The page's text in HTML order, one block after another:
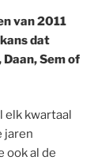
van 2011
dat
Sem of
elk kwartaal
jaren
ook al de